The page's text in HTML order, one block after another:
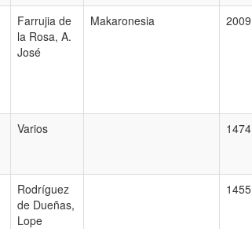
Farrujia de
la Rosa, A.
José
Makaronesia 2009
Varios 1474
Rodríguez
de Dueñas,
Lope
1455